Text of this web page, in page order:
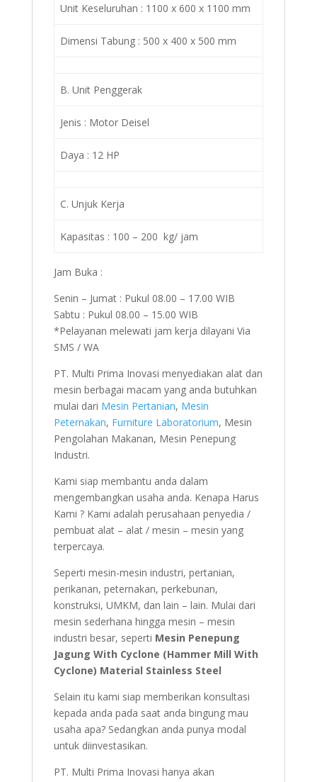
Unit Keseluruhan : 1100 x 600 x 1100 mm
Dimensi Tabung : 500 x 400 x 500 mm
B. Unit Penggerak
Jenis : Motor Deisel
Daya : 12 HP
C. Unjuk Kerja
Kapasitas : 100 – 200 kg/ jam
Jam Buka :
Senin – Jumat : Pukul 08.00 – 17.00 WIB
Sabtu : Pukul 08.00 – 15.00 WIB
*Pelayanan melewati jam kerja dilayani Via
SMS / WA
PT. Multi Prima Inovasi menyediakan alat dan
mesin berbagai macam yang anda butuhkan
mulai dari Mesin Pertanian, Mesin
Peternakan, Furniture Laboratorium, Mesin
Pengolahan Makanan, Mesin Penepung
Industri.
Kami siap membantu anda dalam
mengembangkan usaha anda. Kenapa Harus
Kami ? Kami adalah perusahaan penyedia /
pembuat alat – alat / mesin – mesin yang
terpercaya.
Seperti mesin-mesin industri, pertanian,
perikanan, peternakan, perkebunan,
konstruksi, UMKM, dan lain – lain. Mulai dari
mesin sederhana hingga mesin – mesin
industri besar, seperti Mesin Penepung
Jagung With Cyclone (Hammer Mill With
Cyclone) Material Stainless Steel
Selain itu kami siap memberikan konsultasi
kepada anda pada saat anda bingung mau
usaha apa? Sedangkan anda punya modal
untuk diinvestasikan.
PT. Multi Prima Inovasi hanya akan